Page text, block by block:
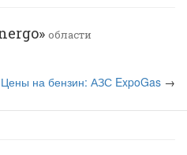
области
Цены на бензин: АЗС ExpoGas →